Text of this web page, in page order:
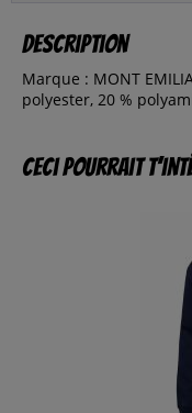
Description
Marque : MONT
polyester, 20 %
Ceci pourrait